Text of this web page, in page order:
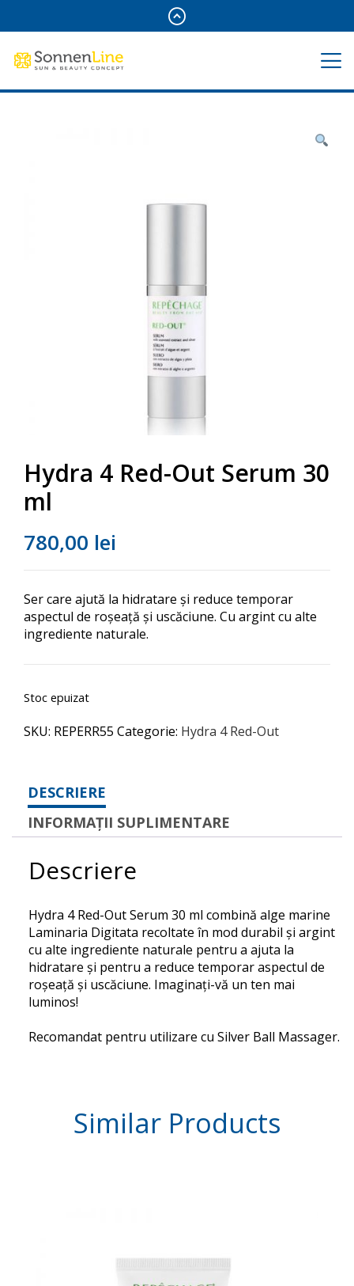
Hydra 4 Red-Out Serum 30
ml
780,00 lei
Ser care ajută la hidratare și reduce temporar
aspectul de roșeață și uscăciune. Cu argint cu alte
ingrediente naturale.
Stoc epuizat
SKU: REPERR55 Categorie: Hydra 4 Red-Out
DESCRIERE
INFORMAȚII SUPLIMENTARE
Descriere
Hydra 4 Red-Out Serum 30 ml combină alge marine
Laminaria Digitata recoltate în mod durabil și argint
cu alte ingrediente naturale pentru a ajuta la
hidratare și pentru a reduce temporar aspectul de
roșeață și uscăciune. Imaginați-vă un ten mai
luminos!
Recomandat pentru utilizare cu Silver Ball Massager.
Similar Products